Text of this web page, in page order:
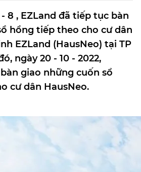
- 8 , EZLand đã tiếp tục bàn
hồng tiếp theo cho cư dân
EZLand (HausNeo) tại TP
ngày 20 - 10 - 2022,
giao những cuốn sổ
cư dân HausNeo.